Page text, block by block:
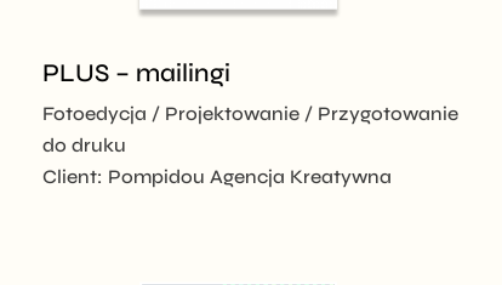
PLUS – mailingi
Fotoedycja Projektowanie
Przygotowanie
do druku
Client: Pompidou Agencja Kreatywna